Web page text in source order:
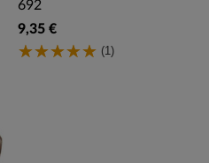
692
9,35 €
(1)